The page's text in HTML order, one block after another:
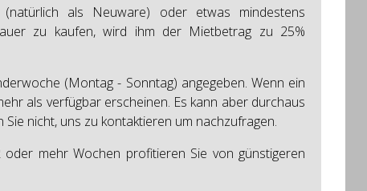
als Neuware) oder etwas mindestens
zu kaufen, wird ihm der Mietbetrag zu 25%
(Montag - Sonntag) angegeben. Wenn ein
als verfügbar erscheinen. Es kann aber durchaus
nicht, uns zu kontaktieren um nachzufragen.
mehr Wochen profitieren Sie von günstigeren